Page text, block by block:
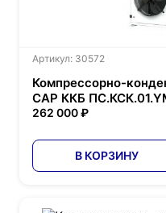
Артикул: 30572
Компрессорно-
САР ККБ
262 000 ₽
В КОРЗИНУ